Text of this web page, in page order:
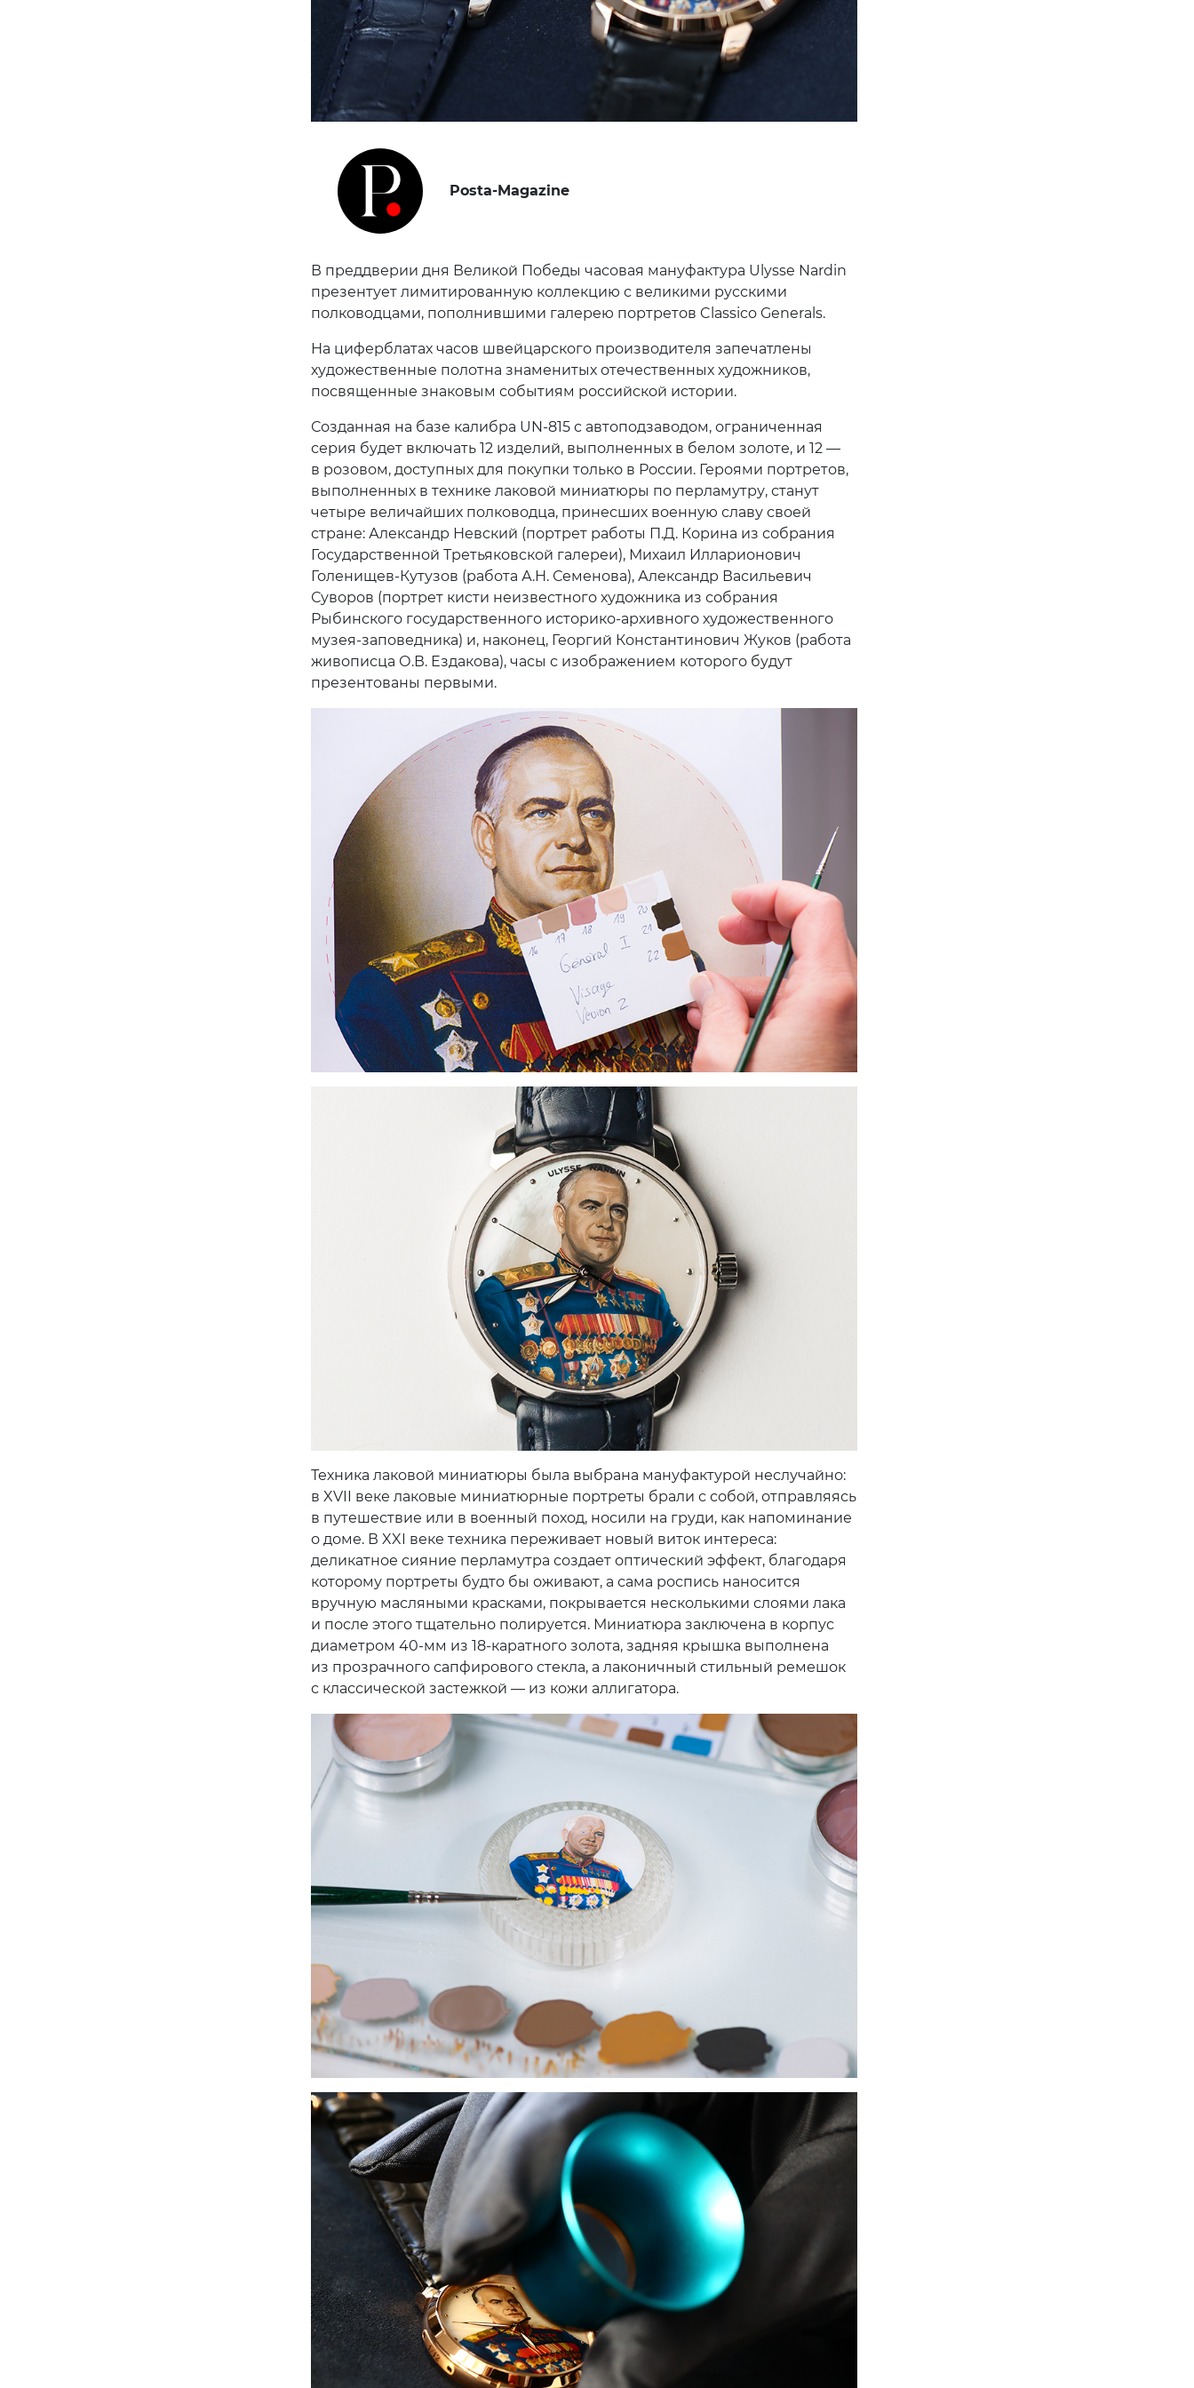
Posta-Magazine
В преддверии дня Великой Победы часовая мануфактура Ulysse Nardin
презентует лимитированную коллекцию с великими русскими
полководцами, пополнившими галерею портретов Classico Generals.
На циферблатах часов швейцарского производителя запечатлены
художественные полотна знаменитых отечественных художников,
посвященные знаковым событиям российской истории.
Созданная на базе калибра UN-815 с автоподзаводом, ограниченная
серия будет включать 12 изделий, выполненных в белом золоте, и 12 —
в розовом, доступных для покупки только в России. Героями портретов,
выполненных в технике лаковой миниатюры по перламутру, станут
четыре величайших полководца, принесших военную славу своей
стране: Александр Невский (портрет работы П.Д. Корина из собрания
Государственной Третьяковской галереи), Михаил Илларионович
Голенищев-Кутузов (работа А.Н. Семенова), Александр Васильевич
Суворов (портрет кисти неизвестного художника из собрания
Рыбинского государственного историко-архивного художественного
музея-заповедника) и, наконец, Георгий Константинович Жуков (работа
живописца О.В. Ездакова), часы с изображением которого будут
презентованы первыми.
Техника лаковой миниатюры была выбрана мануфактурой неслучайно:
в XVII веке лаковые миниатюрные портреты брали с собой, отправляясь
в путешествие или в военный поход, носили на груди, как напоминание
о доме. В XXI веке техника переживает новый виток интереса:
деликатное сияние перламутра создает оптический эффект, благодаря
которому портреты будто бы оживают, а сама роспись наносится
вручную масляными красками, покрывается несколькими слоями лака
и после этого тщательно полируется. Миниатюра заключена в корпус
диаметром 40-мм из 18-каратного золота, задняя крышка выполнена
из прозрачного сапфирового стекла, а лаконичный стильный ремешок
с классической застежкой — из кожи аллигатора.